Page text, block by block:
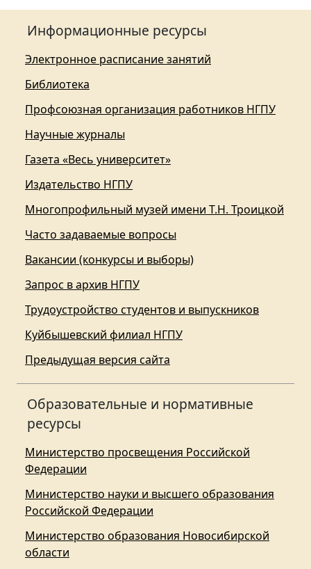
Информационные ресурсы
Электронное расписание занятий
Библиотека
Профсоюзная организация работников НГПУ
Научные журналы
Газета «Весь университет»
Издательство НГПУ
Многопрофильный музей имени Т.Н. Троицкой
Часто задаваемые вопросы
Вакансии (конкурсы и выборы)
Запрос в архив НГПУ
Трудоустройство студентов и выпускников
Куйбышевский филиал НГПУ
Предыдущая версия сайта
Образовательные и нормативные
ресурсы
Министерство просвещения Российской
Федерации
Министерство науки и высшего образования
Российской Федерации
Министерство образования Новосибирской
области